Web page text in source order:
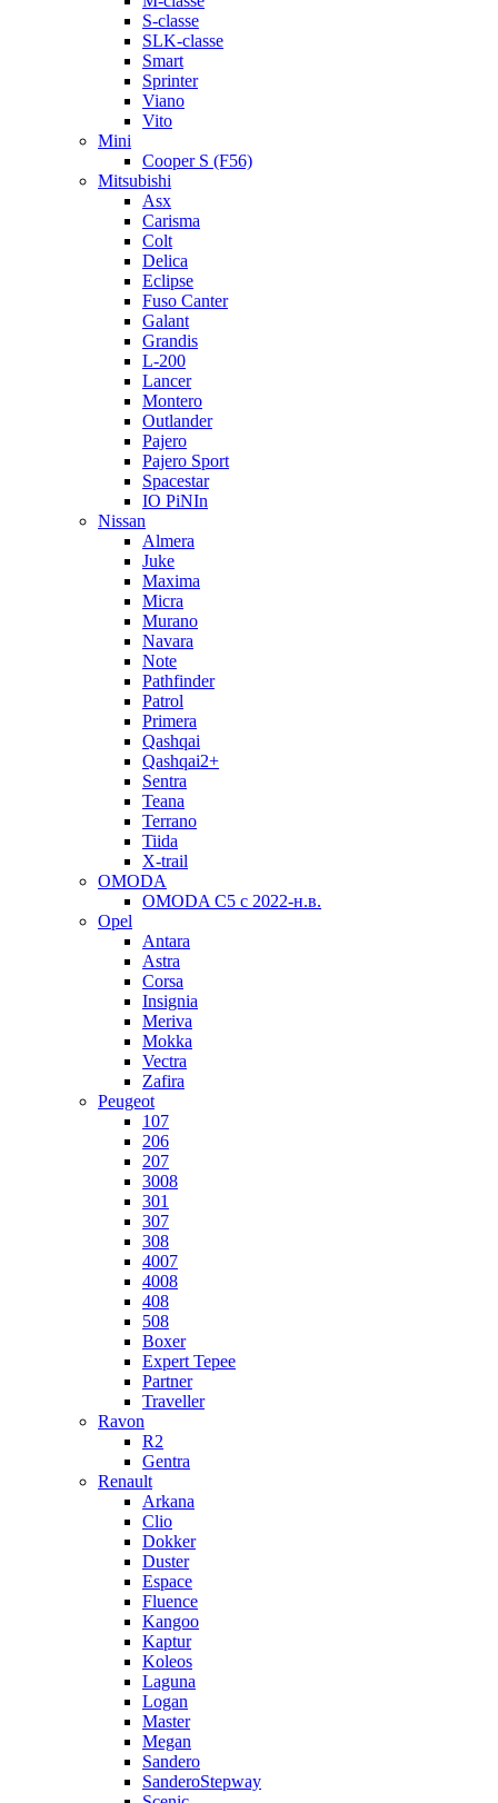
S-classe
SLK-classe
Smart
Sprinter
Viano
Vito
Mini
Cooper S (F56)
Mitsubishi
Asx
Carisma
Colt
Delica
Eclipse
Fuso Canter
Galant
Grandis
L-200
Lancer
Montero
Outlander
Pajero
Pajero Sport
Spacestar
IO PiNIn
Nissan
Almera
Juke
Maxima
Micra
Murano
Navara
Note
Pathfinder
Patrol
Primera
Qashqai
Qashqai2+
Sentra
Teana
Terrano
Tiida
X-trail
OMODA
OMODA C5 c 2022-н.в.
Opel
Antara
Astra
Corsa
Insignia
Meriva
Mokka
Vectra
Zafira
Peugeot
107
206
207
3008
301
307
308
4007
4008
408
508
Boxer
Expert Tepee
Partner
Traveller
Ravon
R2
Gentra
Renault
Arkana
Clio
Dokker
Duster
Espace
Fluence
Kangoo
Kaptur
Koleos
Laguna
Logan
Master
Megan
Sandero
SanderoStepway